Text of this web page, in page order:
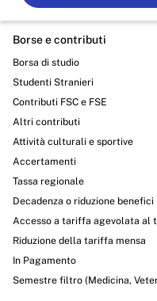
Borse e contributi
Borsa di studio
Studenti Stranieri
Contributi FSC e FSE
Altri contributi
Attività culturali e sportive
Accertamenti
Tassa regionale
Decadenza o riduzione benefici
Accesso a tariffa agevolata al
Riduzione della tariffa mensa
In Pagamento
Semestre filtro (Medicina,